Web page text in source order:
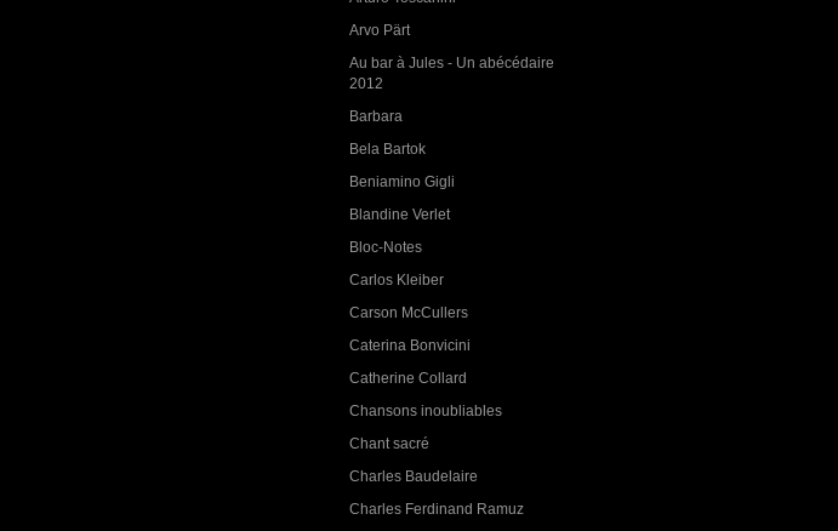
Arvo Pärt
Au bar à Jules - Un abécédaire
2012
Barbara
Bela Bartok
Beniamino Gigli
Blandine Verlet
Bloc-Notes
Carlos Kleiber
Carson McCullers
Caterina Bonvicini
Catherine Collard
Chansons inoubliables
Chant sacré
Charles Baudelaire
Charles Ferdinand Ramuz